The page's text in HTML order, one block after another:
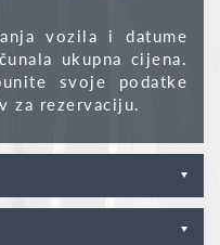
vozila i datume
ukupna cijena.
svoje podatke
za rezervaciju.